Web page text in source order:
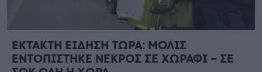
ΕΚΤΑΚΤΗ ΕΙΔΗΣΗ ΤΩΡΑ: ΜΟΛΙΣ
ΕΝΤΟΠΙΣΤΗΚΕ ΝΕΚΡΟΣ ΣΕ ΧΩΡΑΦΙ – ΣΕ